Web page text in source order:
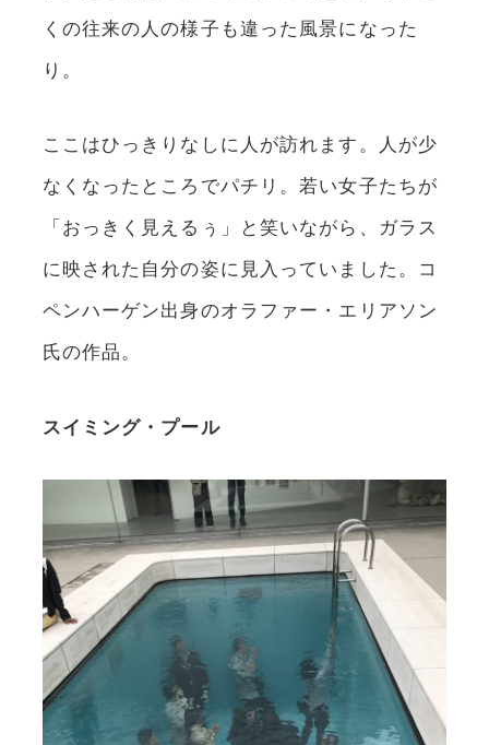
くの往来の人の様子も違った風景になった
り。
ここはひっきりなしに人が訪れます。人が少
なくなったところでパチリ。若い女子たちが
「おっきく見えるぅ」と笑いながら、ガラス
に映された自分の姿に見入っていました。コ
ペンハーゲン出身のオラファー・エリアソン
氏の作品。
スイミング・プール